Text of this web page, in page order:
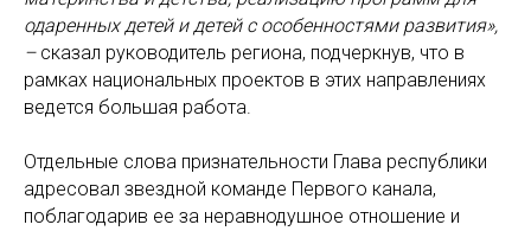
одаренных детей и детей с особенностями развития»,
–сказал руководитель региона, подчеркнув, что в
рамках национальных проектов в этих направлениях
ведется большая работа.
Отдельные слова признательности Глава республики
адресовал звездной команде Первого канала,
поблагодарив ее за неравнодушное отношение и